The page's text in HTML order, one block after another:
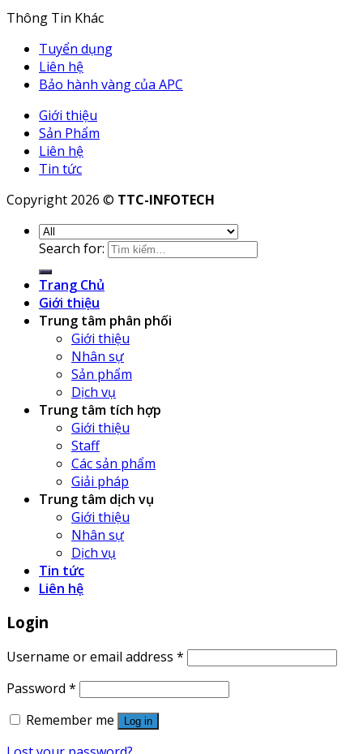
Thông Tin Khác
Tuyển dụng
Liên hệ
Bảo hành vàng của APC
Giới thiệu
Sản Phẩm
Liên hệ
Tin tức
Copyright 2026 © TTC-INFOTECH
Search for:
Trang Chủ
Giới thiệu
Trung tâm phân phối
Giới thiệu
Nhân sự
Sản phẩm
Dịch vụ
Trung tâm tích hợp
Giới thiệu
Staff
Các sản phẩm
Giải pháp
Trung tâm dịch vụ
Giới thiệu
Nhân sự
Dịch vụ
Tin tức
Liên hệ
Login
Username or email address *
Password *
Remember me
Log in